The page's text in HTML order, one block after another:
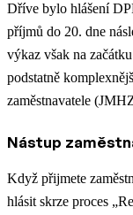
Dříve bylo hlášení
příjmů do 20. dne
výkaz však na
podstatně
zaměstnavatele
Nástup
Když přijmete
hlásit skrze proces